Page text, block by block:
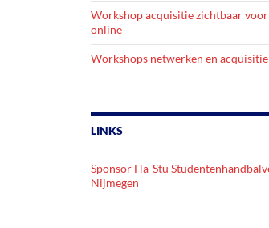
Workshop acquisitie zichtbaar
online
Workshops netwerken en acquisitie
LINKS
Sponsor Ha-Stu
Nijmegen